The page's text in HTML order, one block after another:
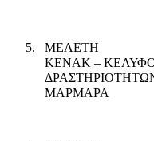
5.
ΜΕΛΕΤΗ
ΚΕΝΑΚ –
ΜΑΡΜΑΡΑ